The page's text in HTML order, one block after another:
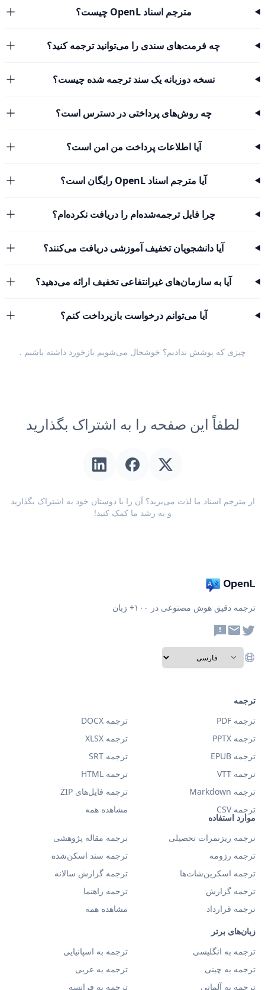
مترجم اسناد OpenL چیست؟
چه فرمت‌های سندی را می‌توانید ترجمه کنید؟
نسخه دوزبانه یک سند ترجمه شده چیست؟
چه روش‌های پرداختی در دسترس است؟
آیا اطلاعات پرداخت من امن است؟
آیا مترجم اسناد OpenL رایگان است؟
چرا فایل ترجمه‌شده‌ام را دریافت نکرده‌ام؟
آیا دانشجویان تخفیف آموزشی دریافت می‌کنند؟
آیا به سازمان‌های غیرانتفاعی تخفیف ارائه می‌دهید؟
آیا می‌توانم درخواست بازپرداخت کنم؟
چیزی که پوشش ندادیم؟ خوشحال می‌شویم بازخورد داشته باشیم .
لطفاً این صفحه را به اشتراک بگذارید
از مترجم اسناد ما لذت می‌برید؟ آن را با دوستان خود به اشتراک بگذارید
و به رشد ما کمک کنید!
ترجمه دقیق هوش مصنوعی در ۱۰۰+ زبان
موارد استفاده
ترجمه ریزنمرات تحصیلی
ترجمه مقاله پژوهشی
ترجمه رزومه
ترجمه سند اسکن‌شده
ترجمه اسکرین‌شات‌ها
ترجمه گزارش سالانه
ترجمه گزارش
ترجمه راهنما
ترجمه قرارداد
مشاهده همه
زبان‌های برتر
ترجمه به انگلیسی
ترجمه به اسپانیایی
ترجمه به چینی
ترجمه به عربی
ترجمه به آلمانی
ترجمه به فرانسه
ترجمه
ترجمه PDF
ترجمه DOCX
ترجمه PPTX
ترجمه XLSX
ترجمه EPUB
ترجمه SRT
ترجمه VTT
ترجمه HTML
ترجمه Markdown
ترجمه فایل‌های ZIP
ترجمه CSV
مشاهده همه